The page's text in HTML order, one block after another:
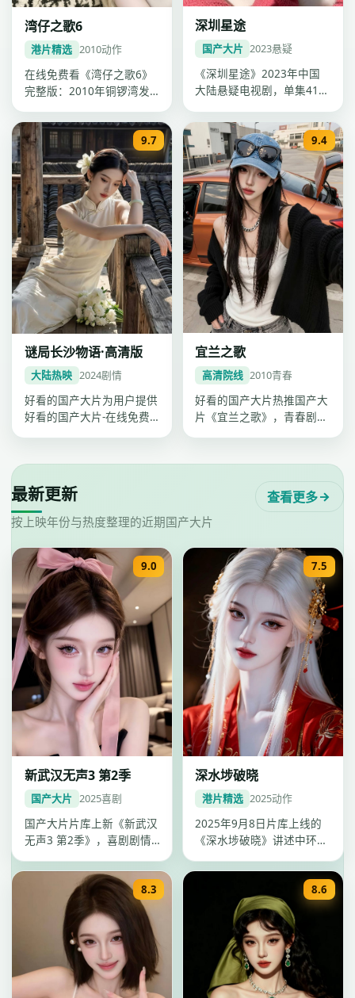
湾仔之歌6
港片精选 2010动作
在线免费看《湾仔之歌6》
完整版：2010年铜锣湾发
乐、杨千…
深圳星途
国产大片 2023悬疑
《深圳星途》2023年中国
大陆悬疑电视剧，单集41分
演迪…
9.7
谜局长沙物语·高清版
大陆热映 2024剧情
好看的国产大片为用户提供
好看的国产大片-在线免费
9.4
宜兰之歌
高清院线 2010青春
好看的国产大片热推国产大
片《宜兰之歌》，青春剧情
最新更新
按上映年份与热度整理的近期国产大片
查看更多
9.0
新武汉无声3 第2季
国产大片 2025喜剧
国产大片片库上新《新武汉
无声3 第2季》，喜剧剧情
准，2…
7.5
深水埗破晓
港片精选 2025动作
2025年9月8日片库上线的
《深水埗破晓》讲述中环背
满，…
8.3 8.6